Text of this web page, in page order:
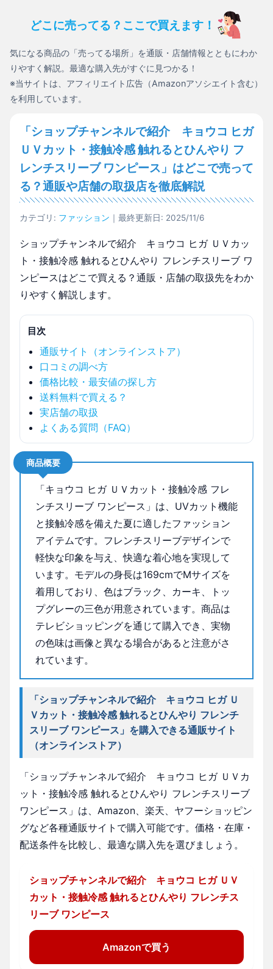
どこに売ってる？ここで買えます！
気になる商品の「売ってる場所」を通販・店舗情報とともにわか
りやすく解説。最適な購入先がすぐに見つかる！
※当サイトは、アフィリエイト広告（Amazonアソシエイト含む）
を利用しています。
「ショップチャンネルで紹介 キョウコ ヒガ
ＵＶカット・接触冷感 触れるとひんやり フ
レンチスリーブ ワンピース」はどこで売って
る？通販や店舗の取扱店を徹底解説
カテゴリ: ファッション ｜最終更新日: 2025/11/6
ショップチャンネルで紹介 キョウコ ヒガ ＵＶカッ
ト・接触冷感 触れるとひんやり フレンチスリーブ ワ
ンピースはどこで買える？通販・店舗の取扱先をわか
りやすく解説します。
目次
通販サイト（オンラインストア）
口コミの調べ方
価格比較・最安値の探し方
送料無料で買える？
実店舗の取扱
よくある質問（FAQ）
商品概要
「キョウコ ヒガ ＵＶカット・接触冷感 フレ
ンチスリーブ ワンピース」は、UVカット機能
と接触冷感を備えた夏に適したファッション
アイテムです。フレンチスリーブデザインで
軽快な印象を与え、快適な着心地を実現して
います。モデルの身長は169cmでMサイズを
着用しており、色はブラック、カーキ、トッ
プグレーの三色が用意されています。商品は
テレビショッピングを通じて購入でき、実物
の色味は画像と異なる場合があると注意がさ
れています。
「ショップチャンネルで紹介 キョウコ ヒガ Ｕ
Ｖカット・接触冷感 触れるとひんやり フレンチ
スリーブ ワンピース」を購入できる通販サイト
（オンラインストア）
「ショップチャンネルで紹介 キョウコ ヒガ ＵＶカ
ット・接触冷感 触れるとひんやり フレンチスリーブ
ワンピース」は、Amazon、楽天、ヤフーショッピン
グなど各種通販サイトで購入可能です。価格・在庫・
配送条件を比較し、最適な購入先を選びましょう。
ショップチャンネルで紹介 キョウコ ヒガ ＵＶ
カット・接触冷感 触れるとひんやり フレンチス
リーブ ワンピース
Amazonで買う